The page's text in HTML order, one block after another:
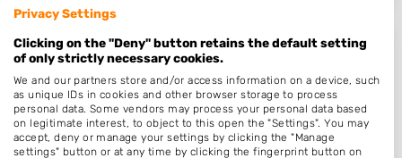
Haarstudio Diane
Maartvlinderstraat 20
3905KE Veenendaal
Op 15,99 km afstand
Privacy Settings
Clicking on the "Deny" button retains the default setting
of only strictly necessary cookies.
We and our partners store and/or access information on a device, such
as unique IDs in cookies and other browser storage to process
personal data. Some vendors may process your personal data based
on legitimate interest, to object to this open the "Settings". You may
accept, deny or manage your settings by clicking the "Manage
settings" button or at any time by clicking the fingerprint button on